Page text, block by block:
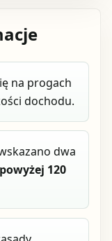
na progach
dochodu.
dwa
120